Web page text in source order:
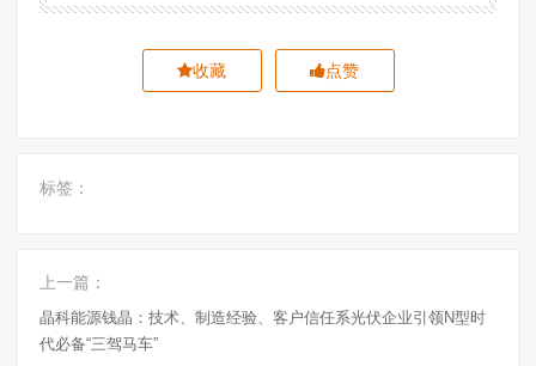
收藏 点赞
标签：
上一篇：
晶科能源钱晶：技术、制造经验、客户信任系光伏企业引领N型时
代必备“三驾马车”